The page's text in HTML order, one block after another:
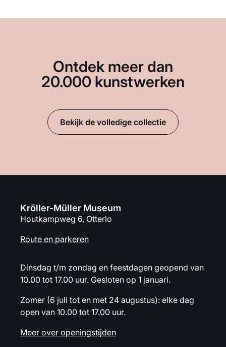
Ontdek meer dan
20.000 kunstwerken
Bekijk de volledige collectie
Kröller-Müller Museum
Houtkampweg 6, Otterlo
Route en parkeren
Dinsdag t/m zondag en feestdagen geopend van
10.00 tot 17.00 uur. Gesloten op 1 januari.
Zomer (6 juli tot en met 24 augustus): elke dag
open van 10.00 tot 17.00 uur.
Meer over openingstijden